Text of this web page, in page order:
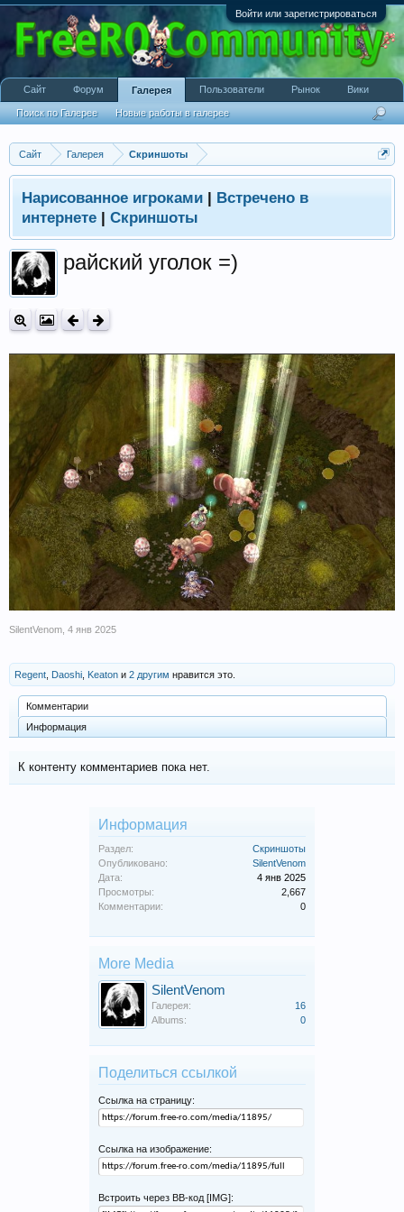
Войти или зарегистрироваться
Сайт Галерея Скриншоты
Нарисованное игроками | Встречено в
интернете | Скриншоты
райский уголок =)
SilentVenom 4 янв 2025
Regent Daoshi Keaton и 2 другим нравится это.
Комментарии
Информация
К контенту комментариев пока нет.
Информация
Раздел:
Скриншоты
Опубликовано:
SilentVenom
Дата:
4 янв 2025
Просмотры:
2,667
Комментарии:
0
More Media
SilentVenom
Галерея:
16
Albums:
0
Поделиться ссылкой
Ссылка на страницу:
Ссылка на изображение:
Встроить через BB-код [IMG]:
Сайт Форум Галерея
Поиск по Галерее Новые работы в галерее
Пользователи Рынок Вики